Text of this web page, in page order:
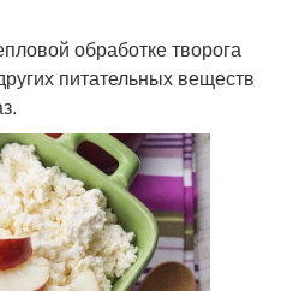
обработке творога
питательных веществ